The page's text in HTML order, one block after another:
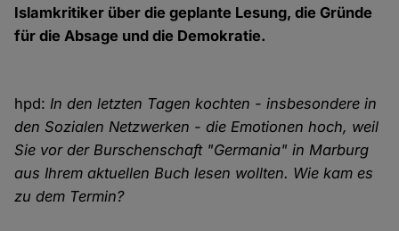
Islamkritiker über die geplante Lesung, die Gründe
für die Absage und die Demokratie.
hpd:In den letzten Tagen kochten - insbesondere in
den Sozialen Netzwerken - die Emotionen hoch, weil
Sie vor der Burschenschaft "Germania" in Marburg
aus Ihrem aktuellen Buch lesen wollten. Wie kam es
zu dem Termin?